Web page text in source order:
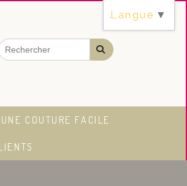
COUTURE FACILE
Langue ▼